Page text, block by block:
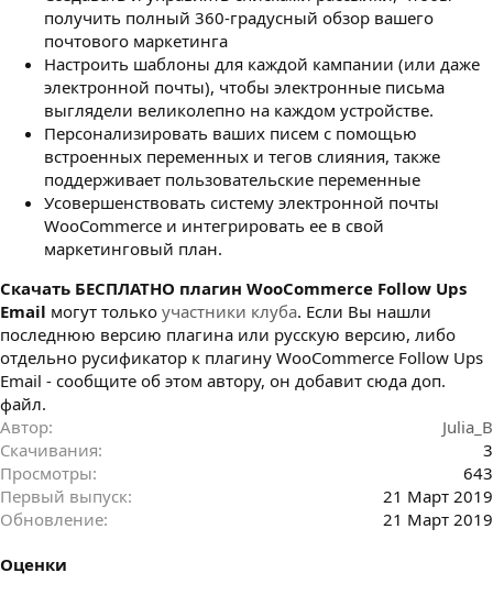
получить полный 360-градусный обзор вашего
почтового маркетинга
Настроить шаблоны для каждой кампании (или даже
электронной почты), чтобы электронные письма
выглядели великолепно на каждом устройстве.
Персонализировать ваших писем с помощью
встроенных переменных и тегов слияния, также
поддерживает пользовательские переменные
Усовершенствовать систему электронной почты
WooCommerce и интегрировать ее в свой
маркетинговый план.
Cкачать БЕСПЛАТНО плагин WooCommerce Follow Ups
Email могут только участники клуба. Если Вы нашли
последнюю версию плагина или русскую версию, либо
отдельно русификатор к плагину WooCommerce Follow Ups
Email - сообщите об этом автору, он добавит сюда доп.
файл.
Автор
Julia_B
Скачивания
3
Просмотры
643
Первый выпуск
21 Март 2019
Обновление
21 Март 2019
Оценки